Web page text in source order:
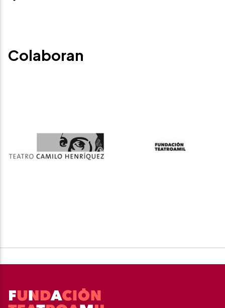
Colaboran